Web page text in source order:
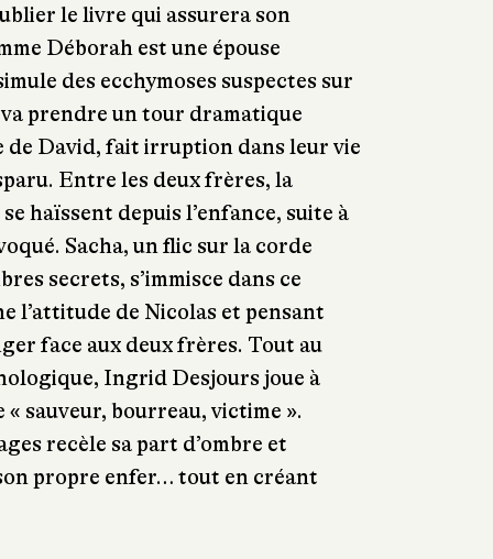
le livre qui assurera son
Déborah est une épouse
des ecchymoses suspectes sur
prendre un tour dramatique
de David, fait irruption dans leur vie
Entre les deux frères, la
haïssent depuis l’enfance, suite à
Sacha, un flic sur la corde
secrets, s’immisce dans ce
l’attitude de Nicolas et pensant
face aux deux frères. Tout au
Ingrid Desjours joue à
« sauveur, bourreau, victime ».
recèle sa part d’ombre et
propre enfer… tout en créant